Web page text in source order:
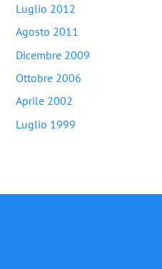
Luglio 2012
Agosto 2011
Dicembre 2009
Ottobre 2006
Aprile 2002
Luglio 1999